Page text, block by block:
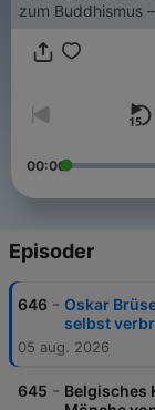
zum Buddhismus
00:00
Episoder
646 - Oskar
selbst
05 aug. 2026
645 - Belgisches